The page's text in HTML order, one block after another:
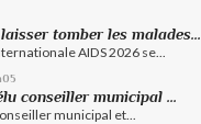
tomber les malades...
AIDS 2026 se...
conseiller municipal ...
municipal et...